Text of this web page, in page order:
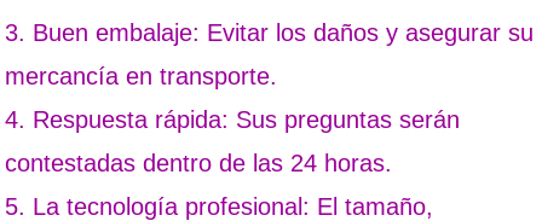
3. Buen embalaje: Evitar los daños y asegurar su
mercancía en transporte.
4. Respuesta rápida: Sus preguntas serán
contestadas dentro de las 24 horas.
5. La tecnología profesional: El tamaño,